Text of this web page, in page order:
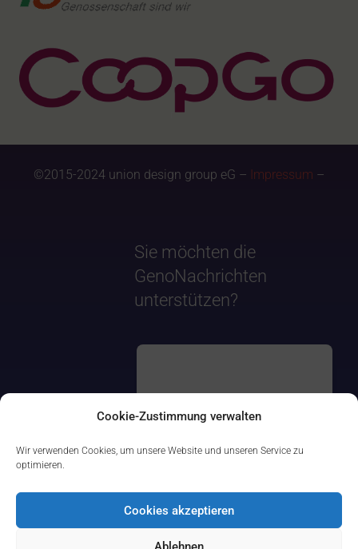
Cookie-Zustimmung verwalten
Wir verwenden Cookies, um unsere Website und unseren Service zu
optimieren.
Cookies akzeptieren
©2015-2024 union design group eG – Impressum –
Sie möchten die
GenoNachrichten
unterstützen?